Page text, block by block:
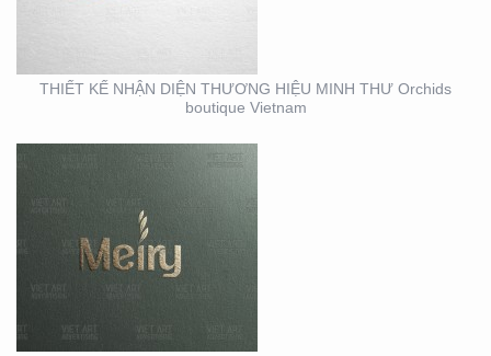
THIẾT KẾ NHẬN DIỆN THƯƠNG HIỆU MINH THƯ Orchids
boutique Vietnam
THIẾT KẾ THI CÔNG
MẶT DỰNG TẠI BÌNH
DƯƠNG – CỦA HÀNG